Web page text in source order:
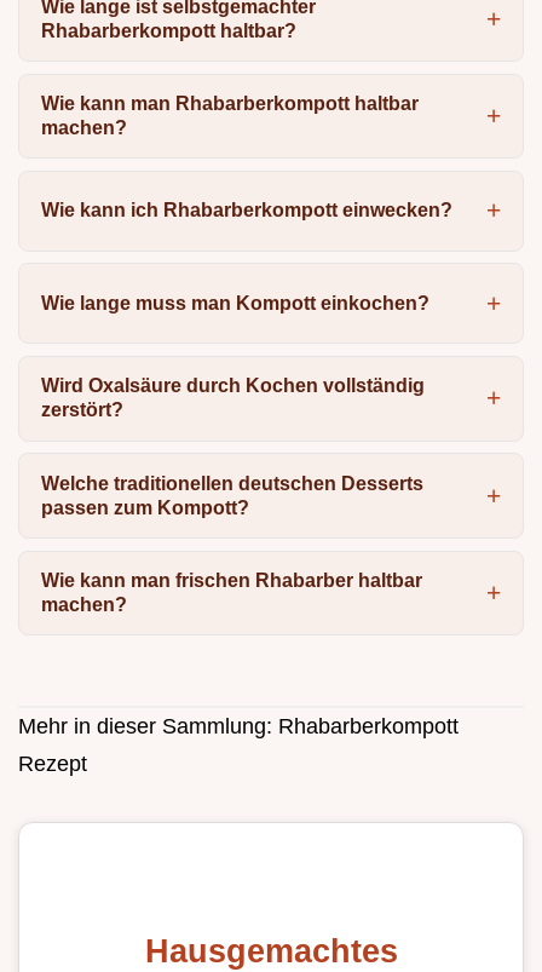
Wie lange ist selbstgemachter
Rhabarberkompott haltbar?
Wie kann man Rhabarberkompott haltbar
machen?
Wie kann ich Rhabarberkompott einwecken?
Wie lange muss man Kompott einkochen?
Wird Oxalsäure durch Kochen vollständig
zerstört?
Welche traditionellen deutschen Desserts
passen zum Kompott?
Wie kann man frischen Rhabarber haltbar
machen?
Mehr in dieser Sammlung: Rhabarberkompott
Rezept
Hausgemachtes